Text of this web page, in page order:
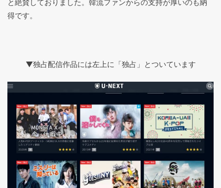
と絶賛しておりました。韓流ファンからの支持が厚いのも納
得です。
▼独占配信作品には左上に「独占」とついています